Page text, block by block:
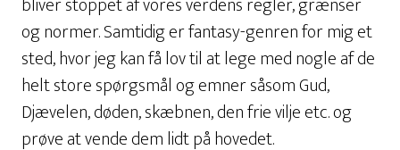
og normer. Samtidig er fantasy-genren for mig et
sted, hvor jeg kan få lov til at lege med nogle af de
helt store spørgsmål og emner såsom Gud,
Djævelen, døden, skæbnen, den frie vilje etc. og
prøve at vende dem lidt på hovedet.